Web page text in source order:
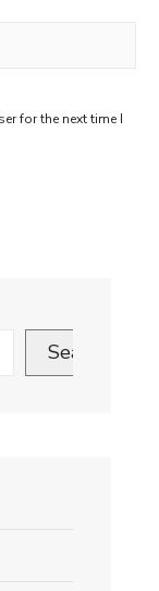
for the next time I
Search